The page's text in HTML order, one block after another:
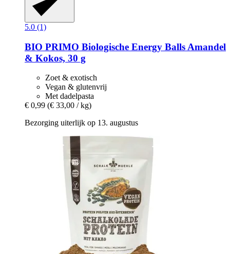
5.0 (1)
BIO PRIMO Biologische Energy Balls Amandel
& Kokos, 30 g
Zoet & exotisch
Vegan & glutenvrij
Met dadelpasta
€ 0,99 (€ 33,00 / kg)
Bezorging uiterlijk op 13. augustus